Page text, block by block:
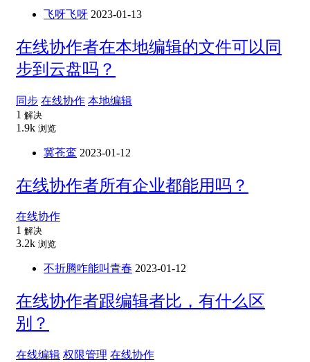
飞呀飞呀 2023-01-13
在线协作者在本地编辑的文件可以同
步到云盘吗？
同步 在线协作 本地编辑
1 解决
1.9k 浏览
冀苍鸾 2023-01-12
在线协作者所有企业都能用吗？
在线协作
1 解决
3.2k 浏览
不折腾咋能叫青春 2023-01-12
在线协作者跟编辑者比，有什么区
别？
在线编辑 权限管理 在线协作